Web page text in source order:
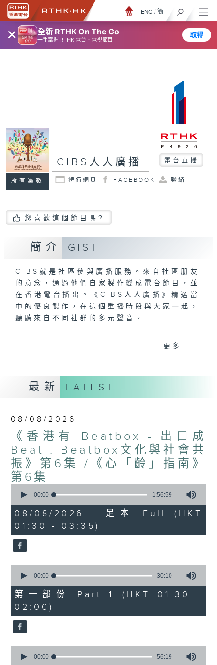
× 全新 RTHK On The Go
一手掌握 RTHK 電台、電視節目
取得
ENG / 簡
所有集數
CIBS人人廣播 電台直播
特備網頁 FACEBOOK 聯絡
您喜歡這個節目嗎?
簡介 GIST
CIBS就是社區參與廣播服務。來自社區朋友
的意念，通過他們自家製作變成電台節目，並
在香港電台播出。《CIBS人人廣播》精選當
中的優良製作，在這個重播時段與大家一起，
聽聽來自不同社群的多元聲音。
更多...
最新 LATEST
08/08/2026
《香港有 Beatbox - 出口成
Beat : Beatbox文化與社會共
振》第6集 /《心「齡」指南》
第6集
seconds
1
hour,
56
minutes,
59
seconds
00:00 1:56:59
08/08/2026 - 足本 Full (HKT
01:30 - 03:35)
seconds
30
minutes,
10
seconds
00:00 30:10
第一部份 Part 1 (HKT 01:30 -
02:00)
seconds
00:00 56:19